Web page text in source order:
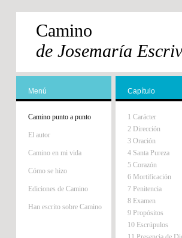
Camino
de Josemaría
Menú
Camino punto a punto
El autor
Camino en mi vida
Cómo se hizo
Ediciones de Camino
Han escrito sobre Camino
Capítulo
1 Carácter
2 Dirección
3 Oración
4 Santa Pureza
5 Corazón
6 Mortificación
7 Penitencia
8 Examen
9 Propósitos
10 Escrúpulos